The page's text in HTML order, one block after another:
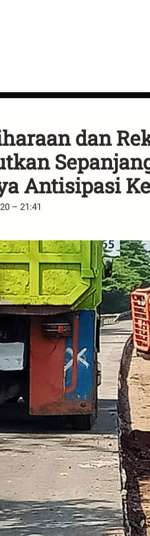
dan
Antisipasi
– 21:41